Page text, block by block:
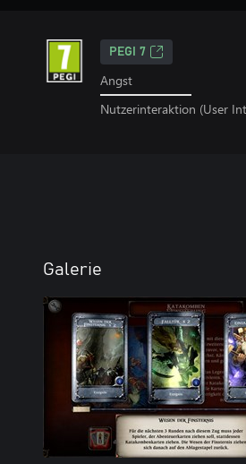
PEGI 7
Angst
Nutzerinteraktion (User
Galerie